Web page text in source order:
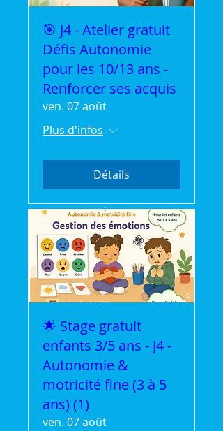
🎯 J4 - Atelier gratuit
Défis Autonomie
pour les 10/13 ans -
Renforcer ses acquis
ven. 07 août
Plus d'infos
Détails
🌟 Stage gratuit
enfants 3/5 ans - J4 -
Autonomie &
motricité fine (3 à 5
ans) (1)
ven. 07 août